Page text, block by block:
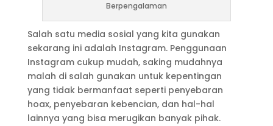
Berpengalaman
Salah satu media sosial yang kita gunakan
sekarang ini adalah Instagram. Penggunaan
Instagram cukup mudah, saking mudahnya
malah di salah gunakan untuk kepentingan
yang tidak bermanfaat seperti penyebaran
hoax, penyebaran kebencian, dan hal-hal
lainnya yang bisa merugikan banyak pihak.